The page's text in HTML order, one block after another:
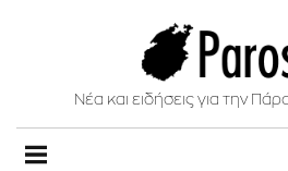
Νέα και ειδήσεις για την